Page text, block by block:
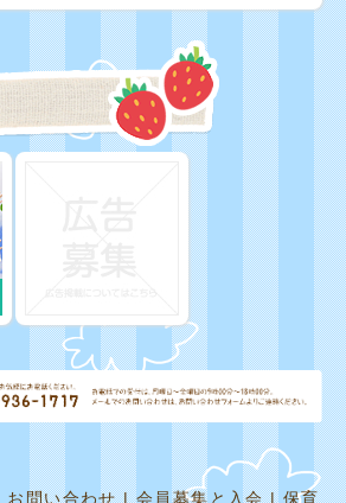
お問い合わせ|会員募集と入会|保育